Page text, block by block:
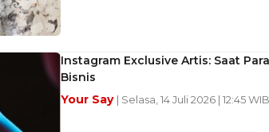
Instagram Exclusive Artis: Saat
Bisnis
Your Say | Selasa, 14 Juli 2026 | 12:45 WIB